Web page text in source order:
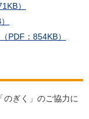
）
PDF：854KB）
のぎく」のご協力に